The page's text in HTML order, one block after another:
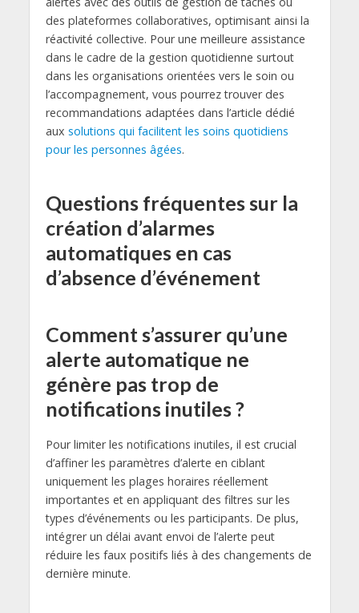
des plateformes collaboratives, optimisant ainsi la
réactivité collective. Pour une meilleure assistance
dans le cadre de la gestion quotidienne surtout
dans les organisations orientées vers le soin ou
l’accompagnement, vous pourrez trouver des
recommandations adaptées dans l’article dédié
aux solutions qui facilitent les soins quotidiens
pour les personnes âgées.
Questions fréquentes sur la
création d’alarmes
automatiques en cas
d’absence d’événement
Comment s’assurer qu’une
alerte automatique ne
génère pas trop de
notifications inutiles ?
Pour limiter les notifications inutiles, il est crucial
d’affiner les paramètres d’alerte en ciblant
uniquement les plages horaires réellement
importantes et en appliquant des filtres sur les
types d’événements ou les participants. De plus,
intégrer un délai avant envoi de l’alerte peut
réduire les faux positifs liés à des changements de
dernière minute.